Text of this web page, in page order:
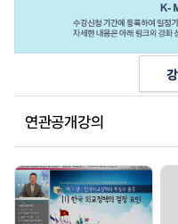
연관공개강의